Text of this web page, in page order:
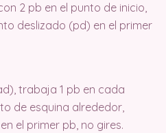
2 pb en el punto de inicio,
deslizado (pd) en el primer
trabaja 1 pb en cada
de esquina alrededor,
el primer pb, no gires.